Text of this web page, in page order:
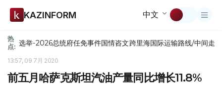
KAZINFORM 中文
热
点: 选举-2026总统府任免事件国情咨文跨里海国际运输路线/中间走廊
13:57, 09 7月 2020
前五月哈萨克斯坦汽油产量同比增长11.8%